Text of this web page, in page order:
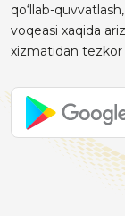
qo‘llab-
voqeasi xaqida
xizmatidan